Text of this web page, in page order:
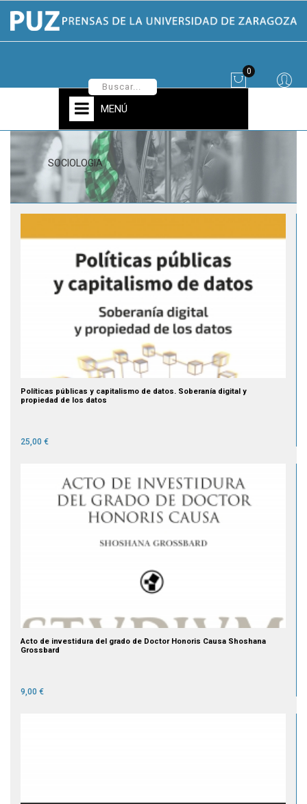
0
MENÚ
SOCIOLOGIA
Políticas públicas y capitalismo de datos. Soberanía digital y
propiedad de los datos
25,00 €
Acto de investidura del grado de Doctor Honoris Causa Shoshana
Grossbard
9,00 €